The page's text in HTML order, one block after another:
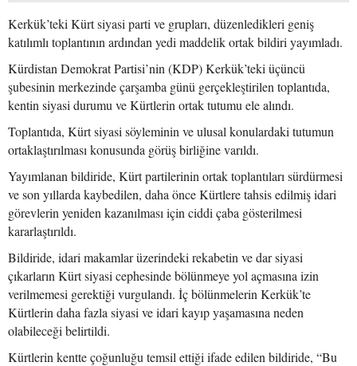
Kerkük’teki Kürt siyasi parti ve grupları, düzenledikleri geniş
katılımlı toplantının ardından yedi maddelik ortak bildiri yayımladı.
Kürdistan Demokrat Partisi’nin (KDP) Kerkük’teki üçüncü
şubesinin merkezinde çarşamba günü gerçekleştirilen toplantıda,
kentin siyasi durumu ve Kürtlerin ortak tutumu ele alındı.
Toplantıda, Kürt siyasi söyleminin ve ulusal konulardaki tutumun
ortaklaştırılması konusunda görüş birliğine varıldı.
Yayımlanan bildiride, Kürt partilerinin ortak toplantıları sürdürmesi
ve son yıllarda kaybedilen, daha önce Kürtlere tahsis edilmiş idari
görevlerin yeniden kazanılması için ciddi çaba gösterilmesi
kararlaştırıldı.
Bildiride, idari makamlar üzerindeki rekabetin ve dar siyasi
çıkarların Kürt siyasi cephesinde bölünmeye yol açmasına izin
verilmemesi gerektiği vurgulandı. İç bölünmelerin Kerkük’te
Kürtlerin daha fazla siyasi ve idari kayıp yaşamasına neden
olabileceği belirtildi.
Kürtlerin kentte çoğunluğu temsil ettiği ifade edilen bildiride, “Bu